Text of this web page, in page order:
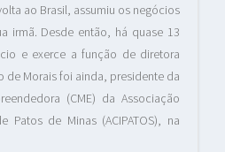
ao Brasil, assumiu os negócios
irmã. Desde então, há quase 13
e exerce a função de diretora
de Morais foi ainda, presidente da
(CME) da Associação
Patos de Minas (ACIPATOS), na